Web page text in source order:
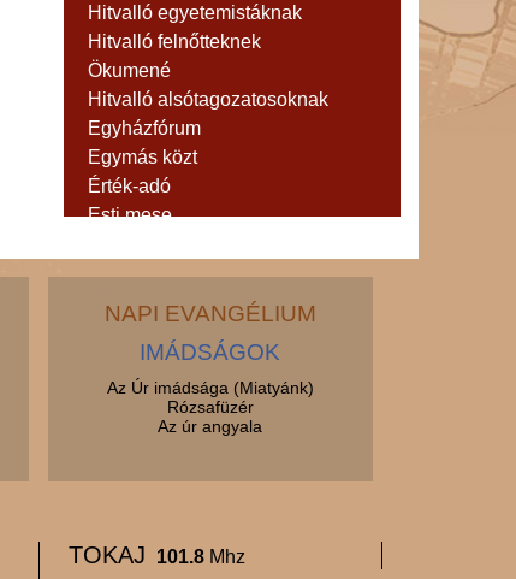
Hitvalló egyetemistáknak
Hitvalló felnőtteknek
Ökumené
Hitvalló alsótagozatosoknak
Egyházfórum
Egymás közt
Érték-adó
Esti mese
Évezredek asztalánál
Feltámadt Krisztus boldogságunk
Gondolatok...
Hallgassuk együtt!
Hajrá magyarok!
Jazzmuzsika
NAPI EVANGÉLIUM
IMÁDSÁGOK
Az Úr imádsága (Miatyánk)
Rózsafüzér
Az úr angyala
TOKAJ 101.8Mhz